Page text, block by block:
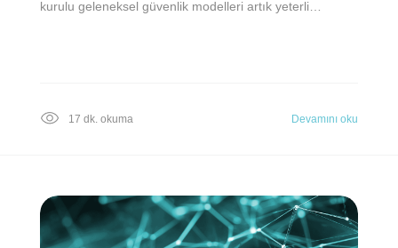
kurulu geleneksel güvenlik modelleri artık yeterli…
17 dk. okuma Devamını oku